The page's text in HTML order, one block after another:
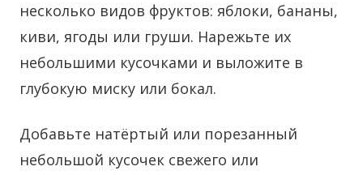
несколько видов фруктов: яблоки, бананы,
киви, ягоды или груши. Нарежьте их
небольшими кусочками и выложите в
глубокую миску или бокал.
Добавьте натёртый или порезанный
небольшой кусочек свежего или